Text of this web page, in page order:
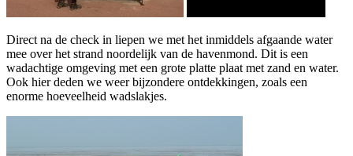
Direct na de check in liepen we met het inmiddels afgaande water
mee over het strand noordelijk van de havenmond. Dit is een
wadachtige omgeving met een grote platte plaat met zand en water.
Ook hier deden we weer bijzondere ontdekkingen, zoals een
enorme hoeveelheid wadslakjes.